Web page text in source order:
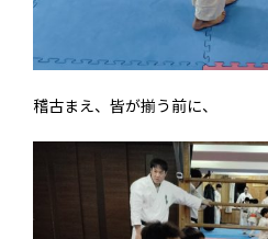
稽古まえ、皆が揃う前に、